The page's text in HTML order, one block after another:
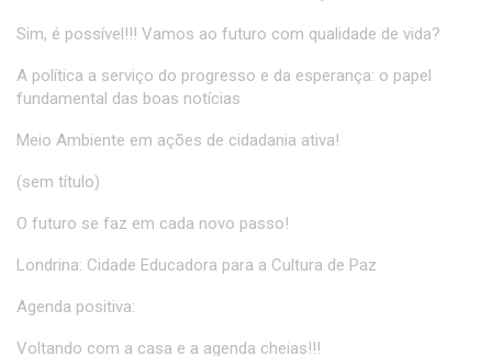
Sim, é possível!!! Vamos ao futuro com qualidade de vida?
A política a serviço do progresso e da esperança: o papel
fundamental das boas notícias
Meio Ambiente em ações de cidadania ativa!
(sem título)
O futuro se faz em cada novo passo!
Londrina: Cidade Educadora para a Cultura de Paz
Agenda positiva:
Voltando com a casa e a agenda cheias!!!